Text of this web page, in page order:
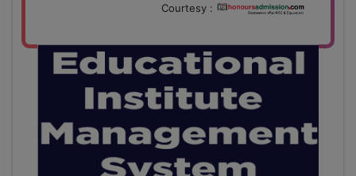
Courtesy :
বাজেটের মধ্যে প্রাইভেট ইউনিভার্সিটিতে অনার্স পড়ার সুযোগ।
২০টির অধিক বিষয়, ৪ বছরে মোট খরচ ২ লক্ষ থেকে ৫ লক্ষ টাকা।